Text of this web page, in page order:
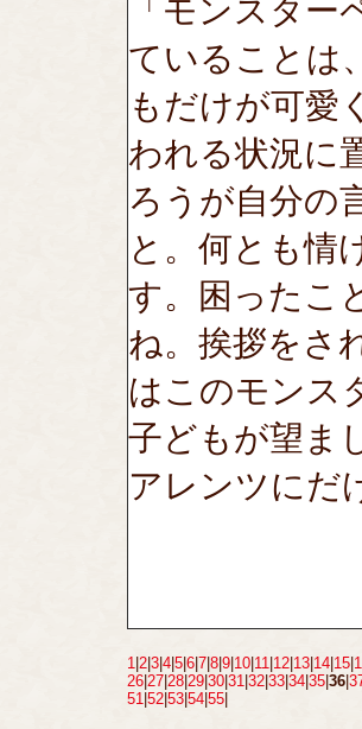
「モンスタ
ていることは
もだけが可愛
われる状況に
ろうが自分の
と。何とも情
す。困ったこ
ね。挨拶をさ
はこのモンス
子どもが望ま
アレンツにだ
1 2 3 4 5 6 7 8 9 10 11 12 13 14 15
26 27 28 29 30 31 32 33 34 35 36
51 52 53 54 55